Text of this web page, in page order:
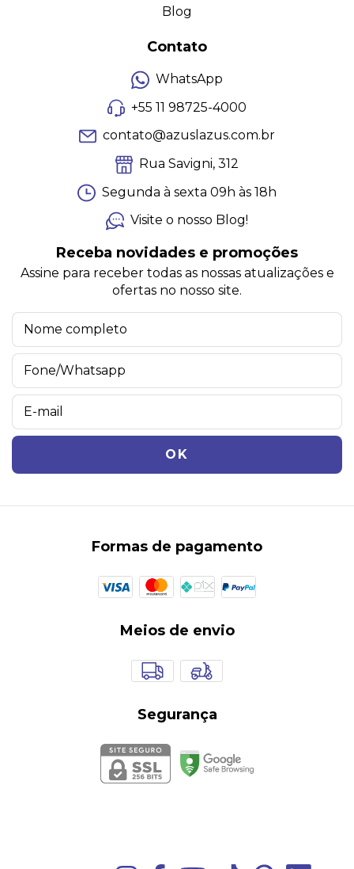
Blog
Contato
WhatsApp
+55 11 98725-4000
contato@azuslazus.com.br
Rua Savigni, 312
Segunda à sexta 09h às 18h
Visite o nosso Blog!
Receba novidades e promoções
Assine para receber todas as nossas atualizações e
ofertas no nosso site.
Formas de pagamento
Meios de envio
Segurança